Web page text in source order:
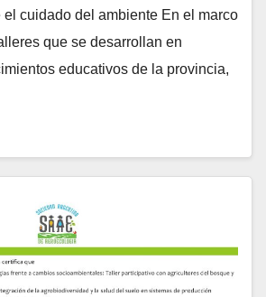
el cuidado del ambiente En el marco
que se desarrollan en
educativos de la provincia,